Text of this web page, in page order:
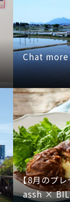
Chat more
【8月のプレ
assh ×